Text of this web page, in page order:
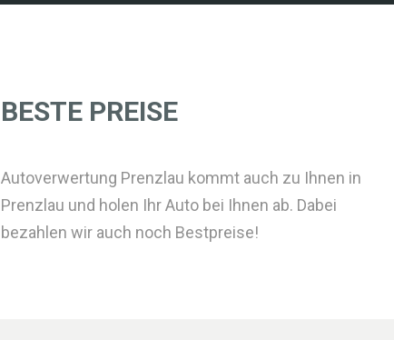
BESTE PREISE
Autoverwertung Prenzlau kommt auch zu Ihnen in
Prenzlau und holen Ihr Auto bei Ihnen ab. Dabei
bezahlen wir auch noch Bestpreise!